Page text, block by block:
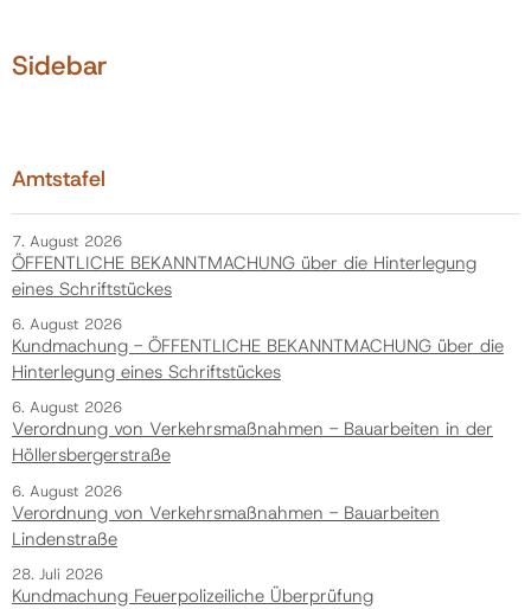
Politik
Gemeinde
Kontakt
Sidebar
Amtstafel
7. August 2026
ÖFFENTLICHE BEKANNTMACHUNG über die Hinterlegung
eines Schriftstückes
6. August 2026
Kundmachung - ÖFFENTLICHE BEKANNTMACHUNG über die
Hinterlegung eines Schriftstückes
6. August 2026
Verordnung von Verkehrsmaßnahmen - Bauarbeiten in der
Höllersbergerstraße
6. August 2026
Verordnung von Verkehrsmaßnahmen - Bauarbeiten
Lindenstraße
28. Juli 2026
Kundmachung Feuerpolizeiliche Überprüfung